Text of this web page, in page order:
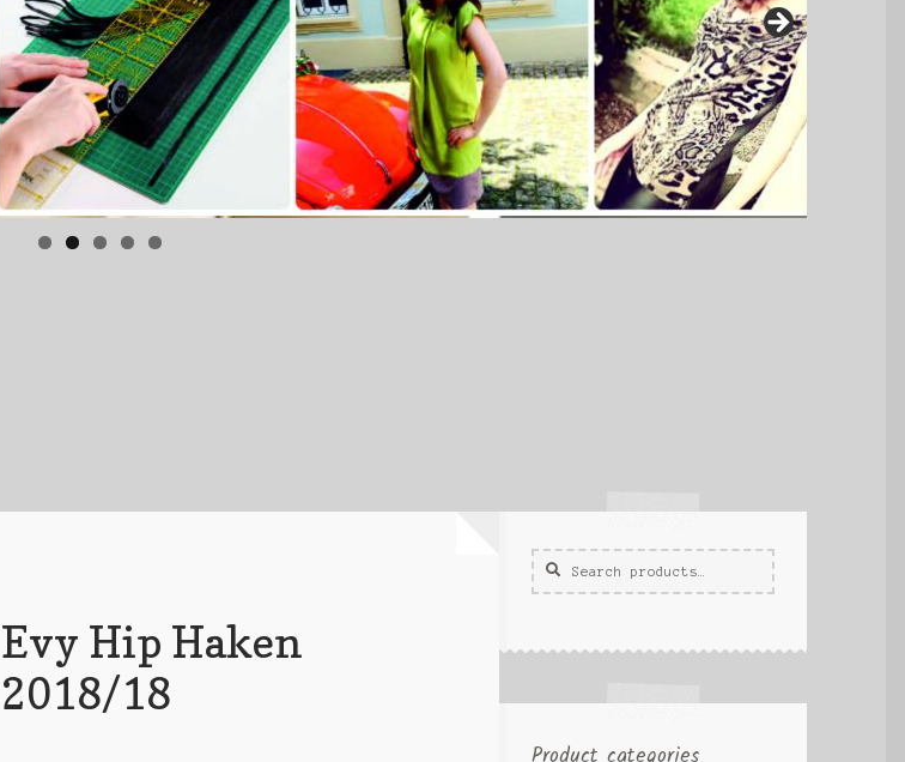
Evy Hip Haken
2018/18
Zoeken
voor:
Zoek